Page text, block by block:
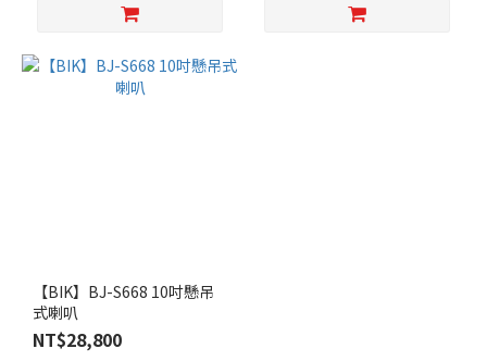
【BIK】BJ-S668 10吋懸吊
式喇叭
NT$28,800